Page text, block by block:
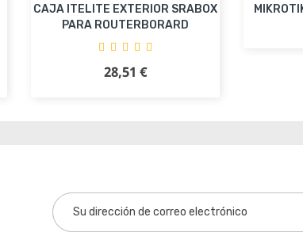
CAJA ITELITE EXTERIOR SRABOX
PARA ROUTERBORARD
Precio
28,51 €
Añadir al carrito